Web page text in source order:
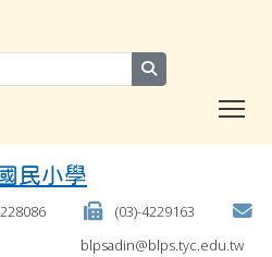
(03)-4229163
blpsadin@blps.tyc.edu.tw